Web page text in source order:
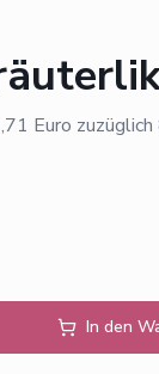
Euro zuzüglich
In den